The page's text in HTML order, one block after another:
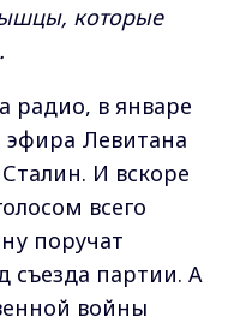
которые
радио, в январе
эфира Левитана
И вскоре
всего
поручат
съезда партии. А
войны